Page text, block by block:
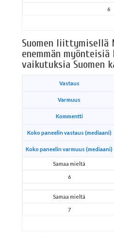
6
Suomen liittymisellä
enemmän
vaikutuksia Suomen
Vastaus
Varmuus
Kommentti
Koko paneelin vastaus (mediaani)
Koko paneelin varmuus (mediaani)
Samaa mieltä
6
Samaa mieltä
7